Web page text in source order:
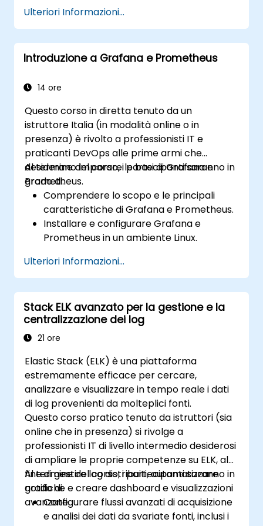
visualizzazione grazie a Seaborn.
Personalizzare i grafici al fine di
migliorarne la presentazione e la
chiarezza.
efficace utilizzando strumenti visivi.
Ulteriori Informazioni...
Introduzione a Grafana e Prometheus
14 ore
Questo corso in diretta tenuto da un
istruttore Italia (in modalità online o in
presenza) è rivolto a professionisti IT e
praticanti DevOps alle prime armi che
desiderano imparare le basi di Grafana e
Prometheus.
Al termine del corso, i partecipanti saranno in
grado di:
Comprendere lo scopo e le principali
caratteristiche di Grafana e Prometheus.
Installare e configurare Grafana e
Prometheus in un ambiente Linux.
base in Grafana.
Monitorare le metriche del sistema e
visualizzarle tramite Prometheus.
Ulteriori Informazioni...
Stack ELK avanzato per la gestione e la
centralizzazione dei log
21 ore
Elastic Stack (ELK) è una piattaforma
estremamente efficace per cercare,
analizzare e visualizzare in tempo reale i dati
di log provenienti da molteplici fonti.
Questo corso pratico tenuto da istruttori (sia
online che in presenza) si rivolge a
professionisti IT di livello intermedio desiderosi
di ampliare le proprie competenze su ELK, al
fine di gestire log distribuiti, automatizzare
notifiche e creare dashboard e visualizzazioni
avanzate.
Al termine del corso, i partecipanti saranno in
grado di:
Configurare flussi avanzati di acquisizione
e analisi dei dati da svariate fonti, inclusi i